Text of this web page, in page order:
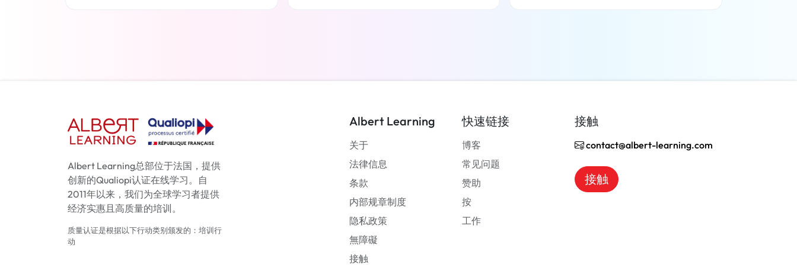
Albert Learning总部位于法国，提供
创新的Qualiopi认证在线学习。自
2011年以来，我们为全球学习者提供
经济实惠且高质量的培训。
质量认证是根据以下行动类别颁发的：培训行
动
Albert Learning
关于
法律信息
条款
内部规章制度
隐私政策
無障礙
接触
快速链接
博客
常见问题
赞助
按
工作
接触
contact@albert-learning.com
接触